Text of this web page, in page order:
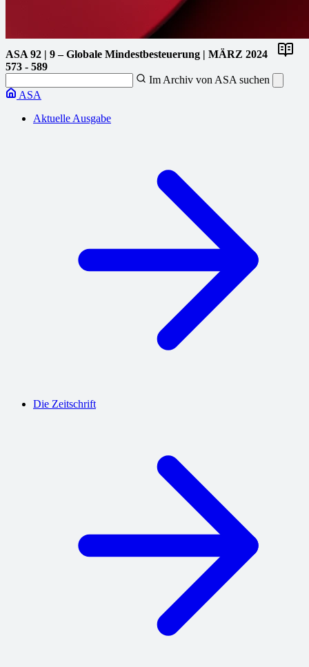
ASA 92 | 9 – Globale Mindestbesteuerung | MÄRZ 2024
573 - 589
Im Archiv von ASA suchen
ASA
Aktuelle Ausgabe
Die Zeitschrift